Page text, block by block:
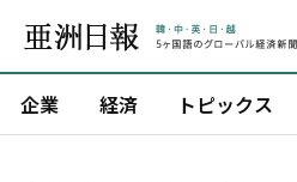
企業 経済 トピックス